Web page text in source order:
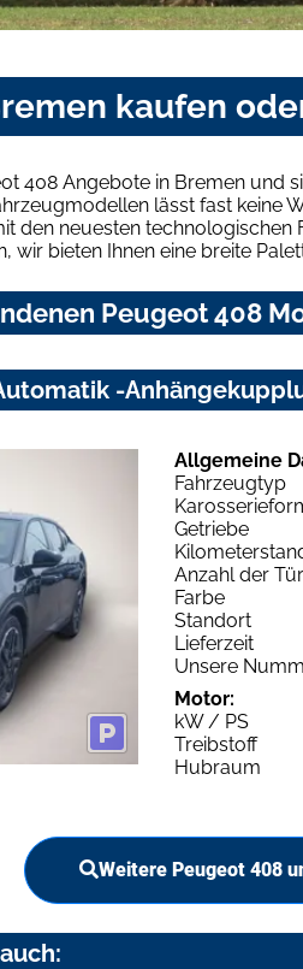
kaufen
408 Angebote in Bremen und
lässt fast keine
den neuesten
wir bieten Ihnen eine breite
Peugeot 408
-
Allgemeine
Fahrzeugtyp
Getriebe
Anzahl der
Farbe
Standort
Lieferzeit
Unsere
Motor:
kW / PS
Treibstoff
Hubraum
Weitere Peugeot 408